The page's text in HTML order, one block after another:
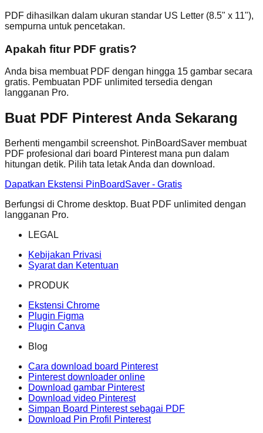
PDF dihasilkan dalam ukuran standar US Letter (8.5" x 11"),
sempurna untuk pencetakan.
Apakah fitur PDF gratis?
Anda bisa membuat PDF dengan hingga 15 gambar secara
gratis. Pembuatan PDF unlimited tersedia dengan
langganan Pro.
Buat PDF Pinterest Anda Sekarang
Berhenti mengambil screenshot. PinBoardSaver membuat
PDF profesional dari board Pinterest mana pun dalam
hitungan detik. Pilih tata letak Anda dan download.
Dapatkan Ekstensi PinBoardSaver - Gratis
Berfungsi di Chrome desktop. Buat PDF unlimited dengan
langganan Pro.
LEGAL
Kebijakan Privasi
Syarat dan Ketentuan
PRODUK
Ekstensi Chrome
Plugin Figma
Plugin Canva
Blog
Cara download board Pinterest
Pinterest downloader online
Download gambar Pinterest
Download video Pinterest
Simpan Board Pinterest sebagai PDF
Download Pin Profil Pinterest